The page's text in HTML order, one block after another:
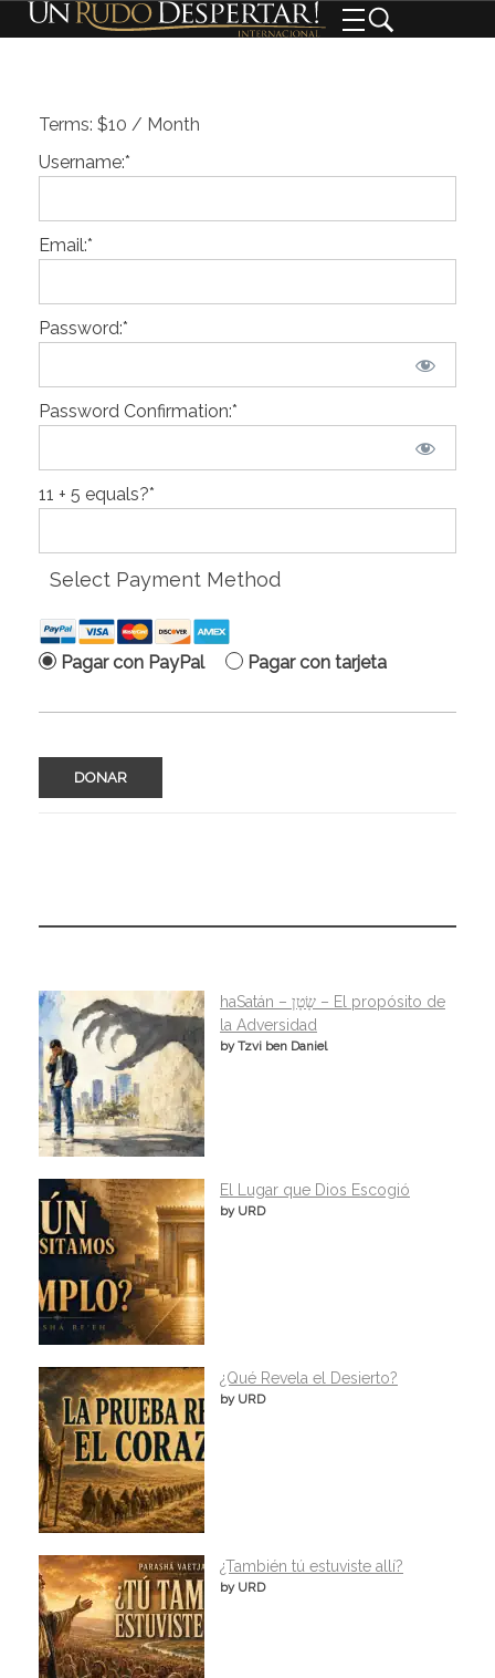
Terms: $10 / Month
Username:*
Email:*
Password:*
Password Confirmation:*
11 + 5 equals?*
Select Payment Method
Pagar con PayPal Pagar con tarjeta
No val
haSatán – שָׂטָן – El propósito de
la Adversidad
by Tzvi ben Daniel
El Lugar que Dios Escogió
by URD
¿Qué Revela el Desierto?
by URD
¿También tú estuviste allí?
by URD